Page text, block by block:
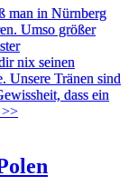
man in Nürnberg
Umso größer
nix seinen
Unsere Tränen sind
dass ein
>>